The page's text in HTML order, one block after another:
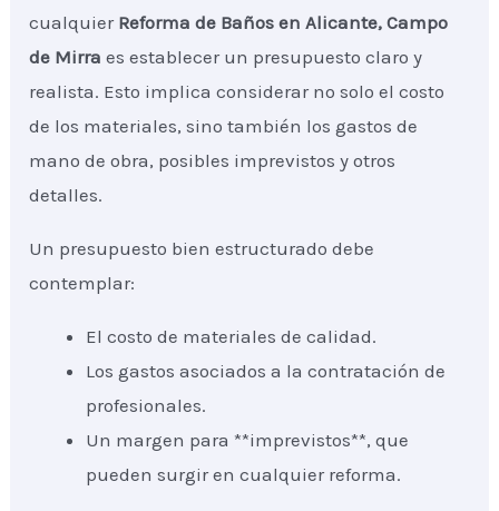
cualquier Reforma de Baños en Alicante, Campo
de Mirraes establecer un presupuesto claro y
realista. Esto implica considerar no solo el costo
de los materiales, sino también los gastos de
mano de obra, posibles imprevistos y otros
detalles.
Un presupuesto bien estructurado debe
contemplar:
El costo de materiales de calidad.
Los gastos asociados a la contratación de
profesionales.
Un margen para **imprevistos**, que
pueden surgir en cualquier reforma.